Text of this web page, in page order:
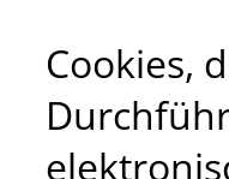
Cookies,